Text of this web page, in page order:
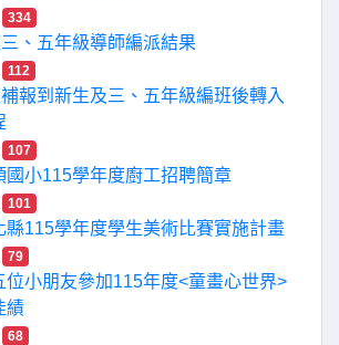
334
、五年級導師編派結果
112
報到新生及三、五年級編班後轉入
107
國小115學年度廚工招聘簡章
101
縣115學年度學生美術比賽實施計畫
79
位小朋友參加115年度<童畫心世界>
績
68